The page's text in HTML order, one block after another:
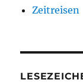
Zeitreisen